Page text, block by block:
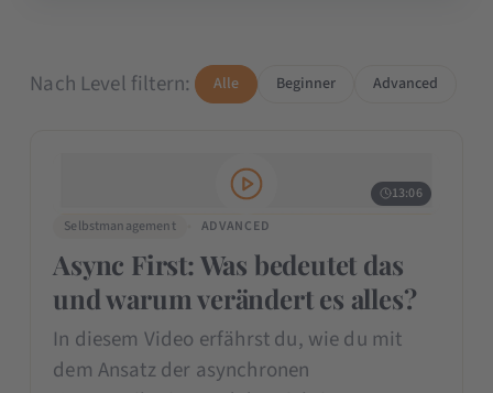
Nach Level filtern: Alle Beginner Advanced
13:06
Selbstmanagement
ADVANCED
Async First: Was bedeutet das
und warum verändert es alles?
In diesem Video erfährst du, wie du mit
dem Ansatz der asynchronen